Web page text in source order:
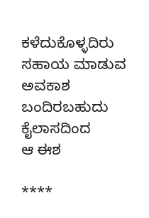
ಕಳೆದುಕೊಳ್ಳದಿರು
ಸಹಾಯ ಮಾಡುವ
ಅವಕಾಶ
ಬಂದಿರಬಹುದು
ಕೈಲಾಸದಿಂದ
ಆ ಈಶ
****